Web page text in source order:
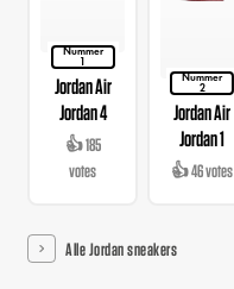
Nummer
1
Jordan Air
Jordan 4
👍 185
votes
Nummer
2
Jordan Air
Jordan 1
👍 46 votes
Alle Jordan sneakers